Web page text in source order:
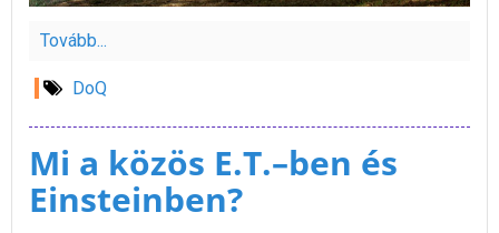
Tovább...
DoQ
Mi a közös E.T.–ben és
Einsteinben?